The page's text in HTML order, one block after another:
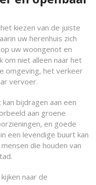
kiezen van de juiste
uw herenhuis zich
uw woongenot en
om niet alleen naar het
omgeving, het verkeer
vervoer.
bijdragen aan een
aan groene
en goede
een levendige buurt kan
die houden van
naar de